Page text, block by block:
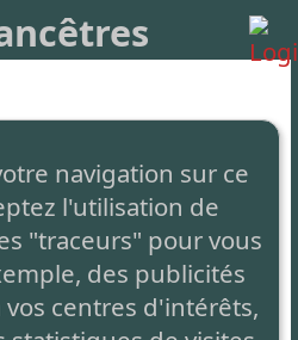
navigation sur ce
l'utilisation de
"traceurs" pour vous
des publicités
vos centres d'intérêts,
créer facilement votre
de le partager.
, sans aucune restriction,
par de la publicité non
: C'est 1 seul arbre partagé